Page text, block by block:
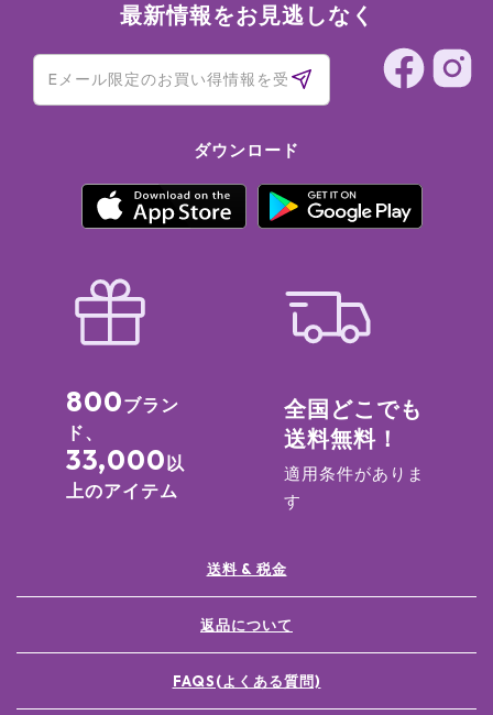
最新情報をお見逃しなく
ダウンロード
800ブラン
ド、
33,000以
上のアイテム
全国どこでも
送料無料！
適用条件がありま
す
送料 & 税金
返品について
FAQS(よくある質問)